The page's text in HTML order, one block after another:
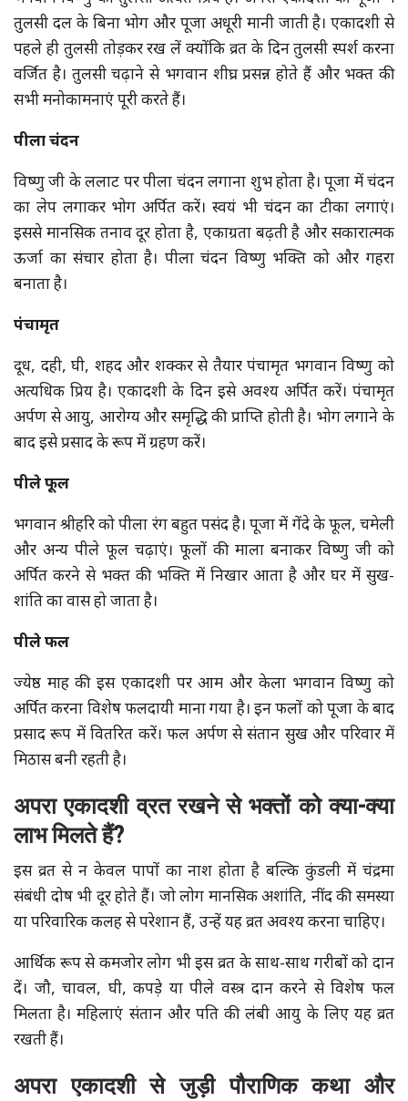
तुलसी दल के बिना भोग और पूजा अधूरी मानी जाती है। एकादशी से
पहले ही तुलसी तोड़कर रख लें क्योंकि व्रत के दिन तुलसी स्पर्श करना
वर्जित है। तुलसी चढ़ाने से भगवान शीघ्र प्रसन्न होते हैं और भक्त की
सभी मनोकामनाएं पूरी करते हैं।
पीला चंदन
विष्णु जी के ललाट पर पीला चंदन लगाना शुभ होता है। पूजा में चंदन
का लेप लगाकर भोग अर्पित करें। स्वयं भी चंदन का टीका लगाएं।
इससे मानसिक तनाव दूर होता है, एकाग्रता बढ़ती है और सकारात्मक
ऊर्जा का संचार होता है। पीला चंदन विष्णु भक्ति को और गहरा
बनाता है।
पंचामृत
दूध, दही, घी, शहद और शक्कर से तैयार पंचामृत भगवान विष्णु को
अत्यधिक प्रिय है। एकादशी के दिन इसे अवश्य अर्पित करें। पंचामृत
अर्पण से आयु, आरोग्य और समृद्धि की प्राप्ति होती है। भोग लगाने के
बाद इसे प्रसाद के रूप में ग्रहण करें।
पीले फूल
भगवान श्रीहरि को पीला रंग बहुत पसंद है। पूजा में गेंदे के फूल, चमेली
और अन्य पीले फूल चढ़ाएं। फूलों की माला बनाकर विष्णु जी को
अर्पित करने से भक्त की भक्ति में निखार आता है और घर में सुख-
शांति का वास हो जाता है।
पीले फल
ज्येष्ठ माह की इस एकादशी पर आम और केला भगवान विष्णु को
अर्पित करना विशेष फलदायी माना गया है। इन फलों को पूजा के बाद
प्रसाद रूप में वितरित करें। फल अर्पण से संतान सुख और परिवार में
मिठास बनी रहती है।
अपरा एकादशी व्रत रखने से भक्तों को क्या-क्या
लाभ मिलते हैं?
इस व्रत से न केवल पापों का नाश होता है बल्कि कुंडली में चंद्रमा
संबंधी दोष भी दूर होते हैं। जो लोग मानसिक अशांति, नींद की समस्या
या परिवारिक कलह से परेशान हैं, उन्हें यह व्रत अवश्य करना चाहिए।
आर्थिक रूप से कमजोर लोग भी इस व्रत के साथ-साथ गरीबों को दान
दें। जौ, चावल, घी, कपड़े या पीले वस्त्र दान करने से विशेष फल
मिलता है। महिलाएं संतान और पति की लंबी आयु के लिए यह व्रत
रखती हैं।
अपरा एकादशी से जुड़ी पौराणिक कथा और